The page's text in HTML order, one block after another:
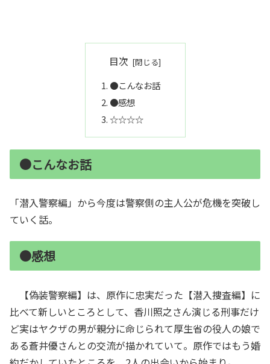
目次
●こんなお話
●感想
☆☆☆☆
●こんなお話
「潜入警察編」から今度は警察側の主人公が危機を突破し
ていく話。
●感想
【偽装警察編】は、原作に忠実だった【潜入捜査編】に
比べて新しいところとして、香川照之さん演じる刑事だけ
ど実はヤクザの男が親分に命じられて厚生省の役人の娘で
ある蒼井優さんとの交流が描かれていて。原作ではもう婚